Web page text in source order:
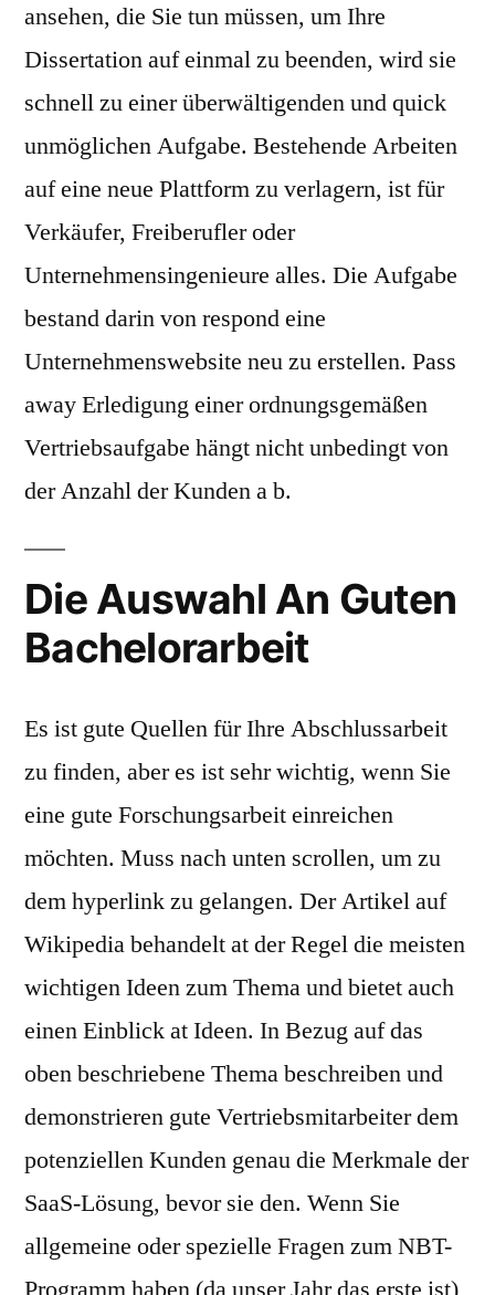
ansehen, die Sie tun müssen, um Ihre
Dissertation auf einmal zu beenden, wird sie
schnell zu einer überwältigenden und quick
unmöglichen Aufgabe. Bestehende Arbeiten
auf eine neue Plattform zu verlagern, ist für
Verkäufer, Freiberufler oder
Unternehmensingenieure alles. Die Aufgabe
bestand darin von respond eine
Unternehmenswebsite neu zu erstellen. Pass
away Erledigung einer ordnungsgemäßen
Vertriebsaufgabe hängt nicht unbedingt von
der Anzahl der Kunden a b.
Die Auswahl An Guten
Bachelorarbeit
Es ist gute Quellen für Ihre Abschlussarbeit
zu finden, aber es ist sehr wichtig, wenn Sie
eine gute Forschungsarbeit einreichen
möchten. Muss nach unten scrollen, um zu
dem hyperlink zu gelangen. Der Artikel auf
Wikipedia behandelt at der Regel die meisten
wichtigen Ideen zum Thema und bietet auch
einen Einblick at Ideen. In Bezug auf das
oben beschriebene Thema beschreiben und
demonstrieren gute Vertriebsmitarbeiter dem
potenziellen Kunden genau die Merkmale der
SaaS-Lösung, bevor sie den. Wenn Sie
allgemeine oder spezielle Fragen zum NBT-